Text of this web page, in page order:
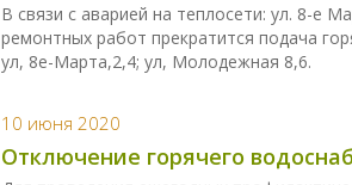
В связи с аварией на теплосети: ул. 8-е
ремонтных работ прекратится подача
ул, 8е-Марта,2,4; ул, Молодежная 8,6.
10 июня 2020
Отключение горячего